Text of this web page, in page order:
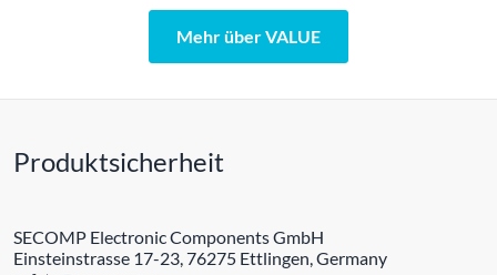
Mehr über VALUE
Produktsicherheit
SECOMP Electronic Components GmbH
Einsteinstrasse 17-23, 76275 Ettlingen, Germany